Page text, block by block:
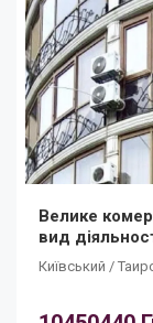
Велике
вид
Київський /